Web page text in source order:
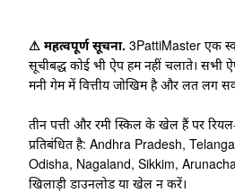
⚠ महत्वपूर्ण सूचना. 3PattiMaster एक
सूचीबद्ध कोई भी ऐप हम नहीं चलाते। सभी
मनी गेम में वित्तीय जोखिम है और लत लग
तीन पत्ती और रमी स्किल के खेल हैं पर
प्रतिबंधित है: Andhra Pradesh,
Odisha, Nagaland, Sikkim,
खिलाड़ी डाउनलोड या खेल न करें।